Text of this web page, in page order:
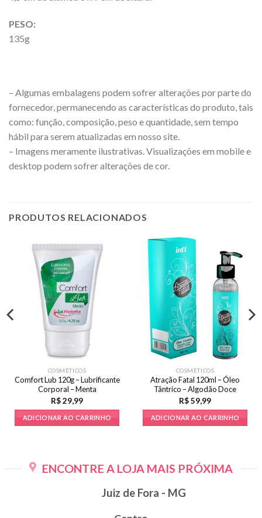
PESO:
135g
– Algumas embalagens podem sofrer alterações por parte do
fornecedor, permanecendo as características do produto, tais
como: função, composição, peso e quantidade, sem tempo
hábil para serem atualizadas em nosso site.
– Imagens meramente ilustrativas. Visualizações em mobile e
desktop podem sofrer alterações de cor.
PRODUTOS RELACIONADOS
COSMÉTICOS
Comfort Lub 120g – Lubrificante
Corporal – Menta
R$29,99
ADICIONAR AO CARRINHO
COSMÉTICOS
Atração Fatal 120ml – Óleo
Tântrico – Algodão Doce
R$59,99
ADICIONAR AO CARRINHO
ENCONTRE A LOJA MAIS PRÓXIMA
Juiz de Fora - MG